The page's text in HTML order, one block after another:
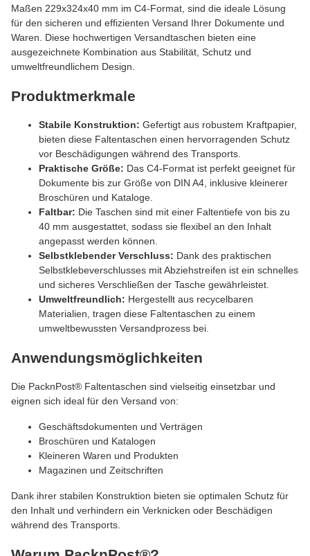
Maßen 229x324x40 mm im C4-Format, sind die ideale Lösung
für den sicheren und effizienten Versand Ihrer Dokumente und
Waren. Diese hochwertigen Versandtaschen bieten eine
ausgezeichnete Kombination aus Stabilität, Schutz und
umweltfreundlichem Design.
Produktmerkmale
Stabile Konstruktion: Gefertigt aus robustem Kraftpapier,
bieten diese Faltentaschen einen hervorragenden Schutz
vor Beschädigungen während des Transports.
Praktische Größe: Das C4-Format ist perfekt geeignet für
Dokumente bis zur Größe von DIN A4, inklusive kleinerer
Broschüren und Kataloge.
Faltbar: Die Taschen sind mit einer Faltentiefe von bis zu
40 mm ausgestattet, sodass sie flexibel an den Inhalt
angepasst werden können.
Selbstklebender Verschluss: Dank des praktischen
Selbstklebeverschlusses mit Abziehstreifen ist ein schnelles
und sicheres Verschließen der Tasche gewährleistet.
Umweltfreundlich: Hergestellt aus recycelbaren
Materialien, tragen diese Faltentaschen zu einem
umweltbewussten Versandprozess bei.
Anwendungsmöglichkeiten
Die PacknPost® Faltentaschen sind vielseitig einsetzbar und
eignen sich ideal für den Versand von:
Geschäftsdokumenten und Verträgen
Broschüren und Katalogen
Kleineren Waren und Produkten
Magazinen und Zeitschriften
Dank ihrer stabilen Konstruktion bieten sie optimalen Schutz für
den Inhalt und verhindern ein Verknicken oder Beschädigen
während des Transports.